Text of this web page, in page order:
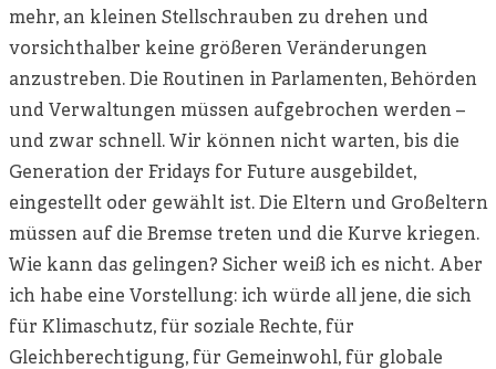
mehr, an kleinen Stellschrauben zu drehen und
vorsichthalber keine größeren Veränderungen
anzustreben. Die Routinen in Parlamenten, Behörden
und Verwaltungen müssen aufgebrochen werden –
und zwar schnell. Wir können nicht warten, bis die
Generation der Fridays for Future ausgebildet,
eingestellt oder gewählt ist. Die Eltern und Großeltern
müssen auf die Bremse treten und die Kurve kriegen.
Wie kann das gelingen? Sicher weiß ich es nicht. Aber
ich habe eine Vorstellung: ich würde all jene, die sich
für Klimaschutz, für soziale Rechte, für
Gleichberechtigung, für Gemeinwohl, für globale